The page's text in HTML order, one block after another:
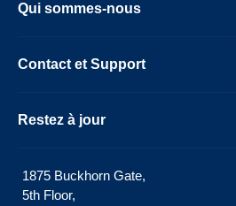
Qui sommes-nous
Contact et Support
Restez à jour
1875 Buckhorn Gate,
5th Floor,